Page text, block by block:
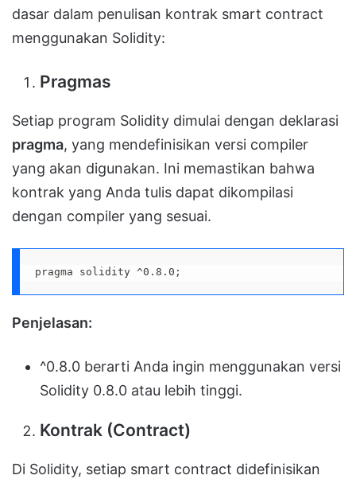
dasar dalam penulisan kontrak smart contract
menggunakan Solidity:
Pragmas
Setiap program Solidity dimulai dengan deklarasi
pragma, yang mendefinisikan versi compiler
yang akan digunakan. Ini memastikan bahwa
kontrak yang Anda tulis dapat dikompilasi
dengan compiler yang sesuai.
pragma solidity ^0.8.0;
Penjelasan:
^0.8.0 berarti Anda ingin menggunakan versi
Solidity 0.8.0 atau lebih tinggi.
Kontrak (Contract)
Di Solidity, setiap smart contract didefinisikan